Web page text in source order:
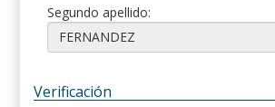
Segundo apellido:
Verificación